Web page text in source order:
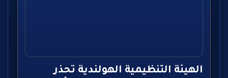
الهيئة التنظيمية الهولندية تحذر